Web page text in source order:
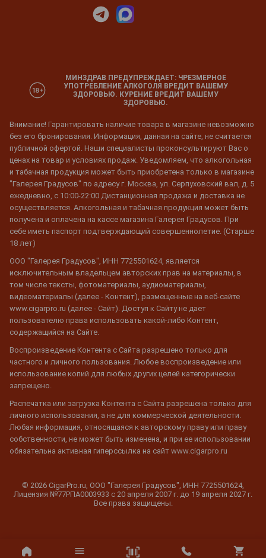
МИНЗДРАВ ПРЕДУПРЕЖДАЕТ: ЧРЕЗМЕРНОЕ
УПОТРЕБЛЕНИЕ АЛКОГОЛЯ ВРЕДИТ ВАШЕМУ
ЗДОРОВЬЮ. КУРЕНИЕ ВРЕДИТ ВАШЕМУ
ЗДОРОВЬЮ.
Внимание! Гарантировать наличие товара в магазине невозможно
без его бронирования. Информация, данная на сайте, не считается
публичной офертой. Наши специалисты проконсультируют Вас о
ценах на товар и условиях продаж. Уведомляем, что алкогольная
и табачная продукция может быть приобретена только в магазине
"Галерея Градусов" по адресу г. Москва, ул. Серпуховский вал, д. 5
ежедневно, с 10:00-22:00 Дистанционная продажа и доставка не
осуществляется. Алкогольная и табачная продукция может быть
получена и оплачена на кассе магазина Галерея Градусов. При
себе иметь паспорт подтверждающий совершеннолетие. (Старше
18 лет)
ООО "Галерея Градусов", ИНН 7725501624, является
исключительным владельцем авторских прав на материалы, в
том числе тексты, фотоматериалы, аудиоматериалы,
видеоматериалы (далее - Контент), размещенные на веб-сайте
www.cigarpro.ru (далее - Сайт). Доступ к Сайту не дает
пользователю права использовать какой-либо Контент,
содержащийся на Сайте.
Воспроизведение Контента с Сайта разрешено только для
частного и личного пользования. Любое воспроизведение или
использование копий для любых других целей категорически
запрещено.
Распечатка или загрузка Контента с Сайта разрешена только для
личного использования, а не для коммерческой деятельности.
Любая информация, относящаяся к авторскому праву или праву
собственности, не может быть изменена, и при ее использовании
обязательна активная гиперссылка на сайт www.cigarpro.ru
© 2026 CigarPro.ru, ООО "Галерея Градусов", ИНН 7725501624,
Лицензия №77РПА0003933 c 20 апреля 2007 г. до 19 апреля 2027 г.
Все права защищены.